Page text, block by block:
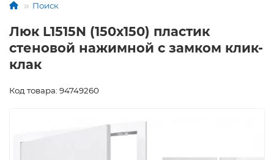
Поиск
Люк L1515N (150х150) пластик
стеновой нажимной с замком клик-
клак
Код товара: 94749260